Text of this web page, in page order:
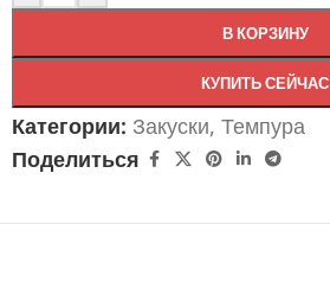
В КОРЗИНУ
КУПИТЬ СЕЙЧАС
Категории: Закуски, Темпура
Поделиться